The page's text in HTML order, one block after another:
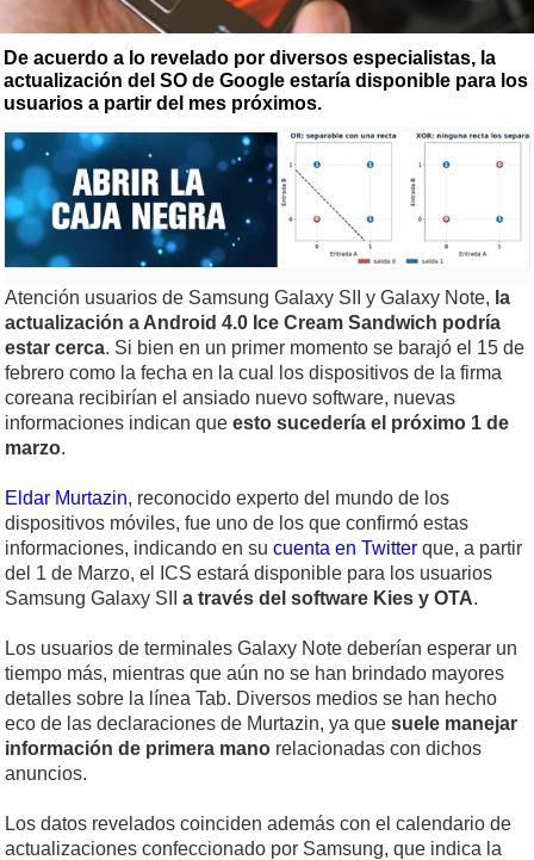
De acuerdo a lo revelado por diversos especialistas, la
actualización del SO de Google estaría disponible para los
usuarios a partir del mes próximos.
Atención usuarios de Samsung Galaxy SII y Galaxy Note, la
actualización a Android 4.0 Ice Cream Sandwich podría
estar cerca. Si bien en un primer momento se barajó el 15 de
febrero como la fecha en la cual los dispositivos de la firma
coreana recibirían el ansiado nuevo software, nuevas
informaciones indican que esto sucedería el próximo 1 de
marzo.
Eldar Murtazin, reconocido experto del mundo de los
dispositivos móviles, fue uno de los que confirmó estas
informaciones, indicando en su cuenta en Twitter que, a partir
del 1 de Marzo, el ICS estará disponible para los usuarios
Samsung Galaxy SII a través del software Kies y OTA.
Los usuarios de terminales Galaxy Note deberían esperar un
tiempo más, mientras que aún no se han brindado mayores
detalles sobre la línea Tab. Diversos medios se han hecho
eco de las declaraciones de Murtazin, ya que suele manejar
información de primera mano relacionadas con dichos
anuncios.
Los datos revelados coinciden además con el calendario de
actualizaciones confeccionado por Samsung, que indica la